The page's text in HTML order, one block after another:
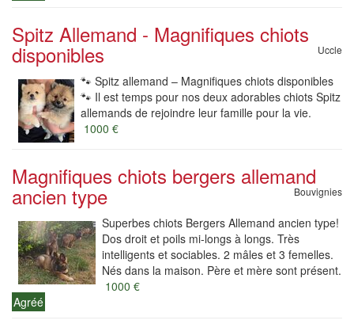
Spitz Allemand - Magnifiques chiots
disponibles Uccle
🐾 Spitz allemand – Magnifiques chiots disponibles
🐾 Il est temps pour nos deux adorables chiots Spitz
allemands de rejoindre leur famille pour la vie.
1000 €
Magnifiques chiots bergers allemand
ancien type Bouvignies
Superbes chiots Bergers Allemand ancien type!
Dos droit et poils mi-longs à longs. Très
intelligents et sociables. 2 mâles et 3 femelles.
Nés dans la maison. Père et mère sont présent.
1000 €
Agréé